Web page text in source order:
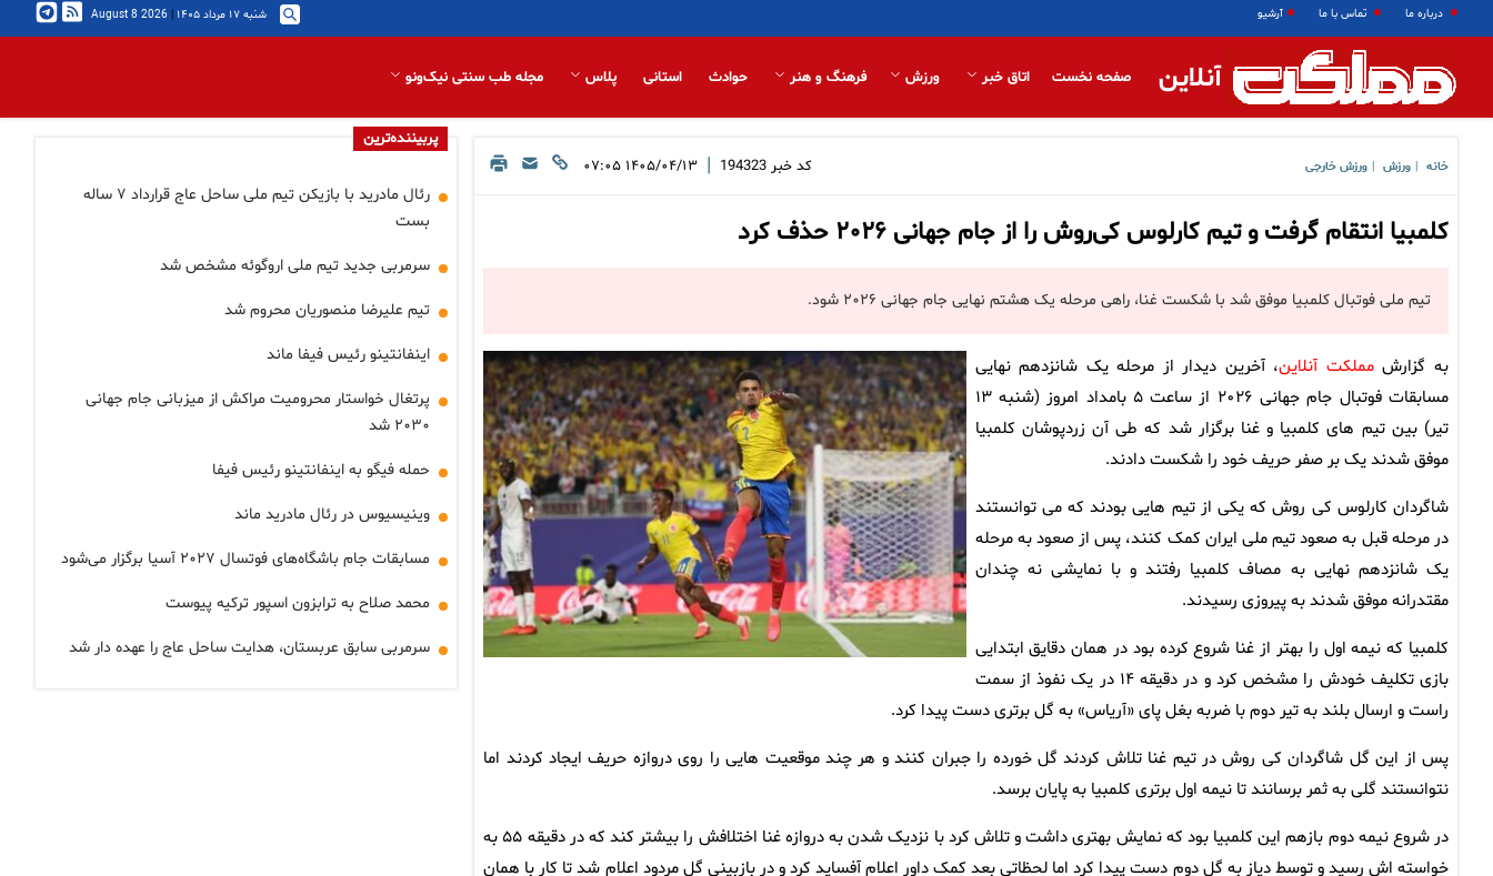
درباره ما تماس با ما آرشیو شنبه ۱۷ مرداد ۱۴۰۵ |
2026 August 8
آنلاین صفحه نخست اتاق خبر ورزش فرهنگ و هنر حوادث استانی پلاس مجله طب سنتی نیک‌ونو
خانه ورزش ورزش خارجی کد خبر 194323
| ۱۴۰۵/۰۴/۱۳ ۰۷:۰۵
کلمبیا انتقام گرفت و تیم کارلوس کی‌روش را از جام جهانی ۲۰۲۶ حذف کرد
تیم ملی فوتبال کلمبیا موفق شد با شکست غنا، راهی مرحله یک هشتم نهایی جام جهانی ۲۰۲۶ شود.
به گزارشمملکت آنلاین، آخرین دیدار از مرحله یک شانزدهم نهایی
مسابقات فوتبال جام جهانی ۲۰۲۶ از ساعت ۵ بامداد امروز (شنبه ۱۳
تیر) بین تیم های کلمبیا و غنا برگزار شد که طی آن زردپوشان کلمبیا
موفق شدند یک بر صفر حریف خود را شکست دادند.
شاگردان کارلوس کی روش که یکی از تیم هایی بودند که می توانستند
در مرحله قبل به صعود تیم ملی ایران کمک کنند، پس از صعود به مرحله
یک شانزدهم نهایی به مصاف کلمبیا رفتند و با نمایشی نه چندان
مقتدرانه موفق شدند به پیروزی رسیدند.
کلمبیا که نیمه اول را بهتر از غنا شروع کرده بود در همان دقایق ابتدایی
بازی تکلیف خودش را مشخص کرد و در دقیقه ۱۴ در یک نفوذ از سمت
راست و ارسال بلند به تیر دوم با ضربه بغل پای «آریاس» به گل برتری دست پیدا کرد.
پس از این گل شاگردان کی روش در تیم غنا تلاش کردند گل خورده را جبران کنند و هر چند موقعیت هایی را روی دروازه حریف ایجاد کردند اما
نتوانستند گلی به ثمر برسانند تا نیمه اول برتری کلمبیا به پایان برسد.
در شروع نیمه دوم بازهم این کلمبیا بود که نمایش بهتری داشت و تلاش کرد با نزدیک شدن به دروازه غنا اختلافش را بیشتر کند که در دقیقه ۵۵ به
خواسته اش رسید و توسط دیاز به گل دوم دست پیدا کرد اما لحظاتی بعد کمک داور اعلام آفساید کرد و در بازبینی گل مردود اعلام شد تا کار با همان
پربیننده‌ترین
رئال مادرید با بازیکن تیم ملی ساحل عاج قرارداد ۷ ساله
بست
سرمربی جدید تیم ملی اروگوئه مشخص شد
تیم علیرضا منصوریان محروم شد
اینفانتینو رئیس فیفا ماند
پرتغال خواستار محرومیت مراکش از میزبانی جام جهانی
۲۰۳۰ شد
حمله فیگو به اینفانتینو رئیس فیفا
وینیسیوس در رئال مادرید ماند
مسابقات جام باشگاه‌های فوتسال ۲۰۲۷ آسیا برگزار می‌شود
محمد صلاح به ترابزون اسپور ترکیه پیوست
سرمربی سابق عربستان، هدایت ساحل عاج را عهده دار شد